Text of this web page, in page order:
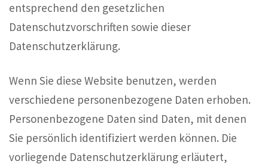
entsprechend den gesetzlichen
Datenschutzvorschriften sowie dieser
Datenschutzerklärung.
Wenn Sie diese Website benutzen, werden
verschiedene personenbezogene Daten erhoben.
Personenbezogene Daten sind Daten, mit denen
Sie persönlich identifiziert werden können. Die
vorliegende Datenschutzerklärung erläutert,